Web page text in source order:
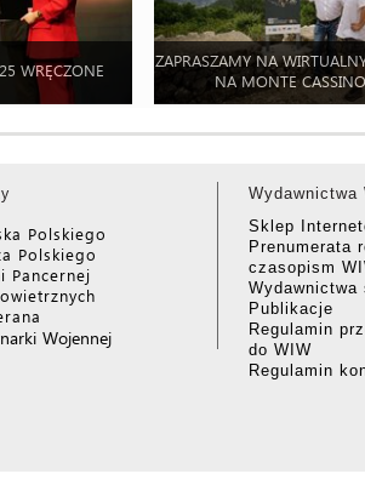
WRĘCZONE
ZAPRASZAMY NA
NA MONTE CASSINO
Polskiego
Polskiego
Pancernej
Wojennej
Wydawnictwa
Sklep
Prenumerata
czasopism
Publikacje
Regulamin
do WIW
Regulamin